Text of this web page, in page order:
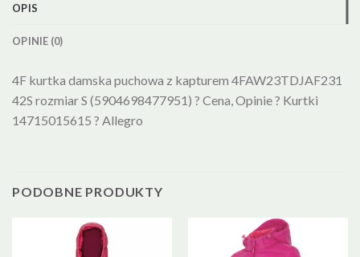
OPIS
OPINIE (0)
4F kurtka damska puchowa z kapturem 4FAW23TDJAF231
42S rozmiar S (5904698477951) ? Cena, Opinie ? Kurtki
14715015615 ? Allegro
PODOBNE PRODUKTY